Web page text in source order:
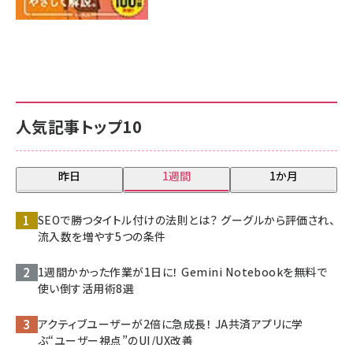
人気記事トップ10
昨日 1週間 1か月
SEOで勝つタイトル付けの法則とは？ グーグルから評価され、
流入数を増やす5つの条件
1週間かかった作業が1日に！ Gemini Notebookを無料で
使い倒す活用術8選
アクティブユーザーが2倍に急成長！ JA共済アプリに学
ぶ“ユーザー視点”のUI/UX改善